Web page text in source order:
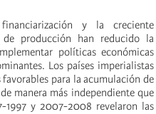
y la creciente
producción han reducido la
políticas económicas
Los países imperialistas
para la acumulación de
manera más independiente que
1997 y 2007-2008 revelaron las